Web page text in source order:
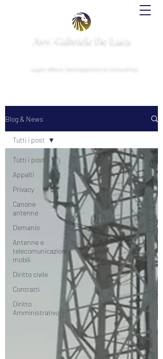
Avv. Gabriele De Luca
Legal Affairs, Management & Consulting
Blog & News
Tutti i post
Appalti
Privacy
Canone
antenne
Demanio
Antenne e
telecomunicazioni
mobili
Diritto civile
Contratti
Diritto
Amministrativo
Tutti i post